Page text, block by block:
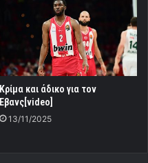
Kρίμα και άδικο για τον
Εβανς[video]
13/11/2025